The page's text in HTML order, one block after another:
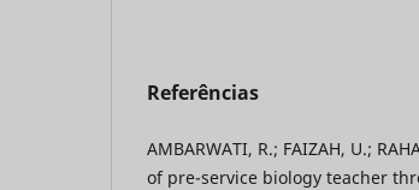
Referências
AMBARWATI, R.; FAIZAH, U.;
of pre-service biology teacher